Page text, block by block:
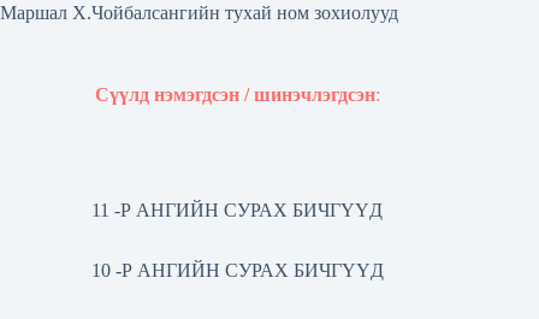
Маршал Х.Чойбалсангийн тухай ном зохиолууд
Сүүлд нэмэгдсэн / шинэчлэгдсэн:
11 -Р АНГИЙН СУРАХ БИЧГҮҮД
10 -Р АНГИЙН СУРАХ БИЧГҮҮД